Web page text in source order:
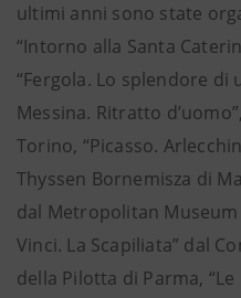
ultimi anni sono state
“Intorno alla Santa
“Fergola. Lo splendore di
Messina. Ritratto
Torino, “Picasso.
Thyssen Bornemisza di
dal Metropolitan Museum
Vinci. La Scapiliata” dal
della Pilotta di Parma,